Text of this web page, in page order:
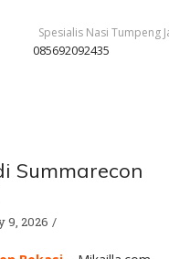
085692092435
Summarecon
9, 2026